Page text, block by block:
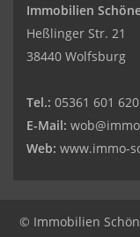
Immobilien
Heßlinger Str. 21
38440 Wolfsburg
Tel.: 05361 601 620
E-Mail:
Web: www.immo-
© Immobilien